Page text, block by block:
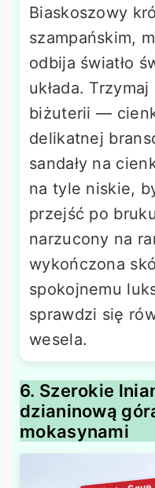
Biaskoszowy
szampańskim,
odbija światło
układa.
biżuterii —
delikatnej
sandały na
na tyle niskie,
przejść po
narzucony na
wykończona
spokojnemu
sprawdzi się
wesela.
6. Szerokie
dzianinową
mokasynami